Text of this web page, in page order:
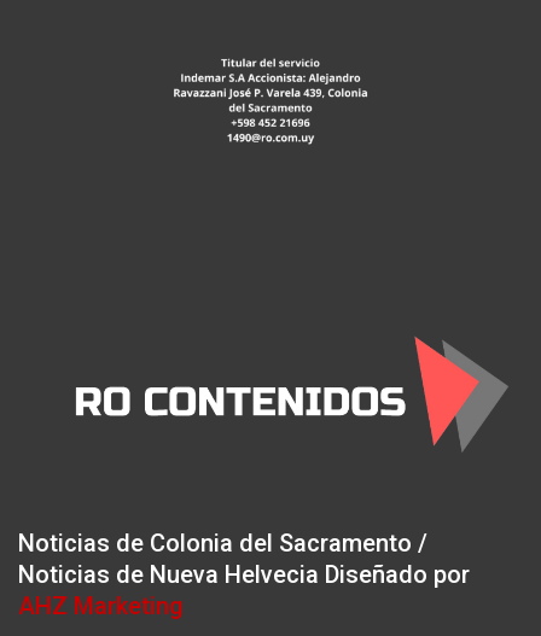
Noticias de Colonia del Sacramento /
Noticias de Nueva Helvecia Diseñado por
AHZ Marketing